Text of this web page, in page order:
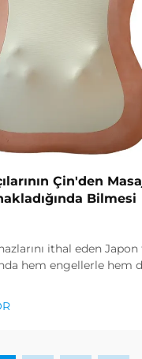
Çin'den
Bilmesi
ithal eden Japon
hem engellerle hem
ticaret dinamiklerini
ortaklar bulma